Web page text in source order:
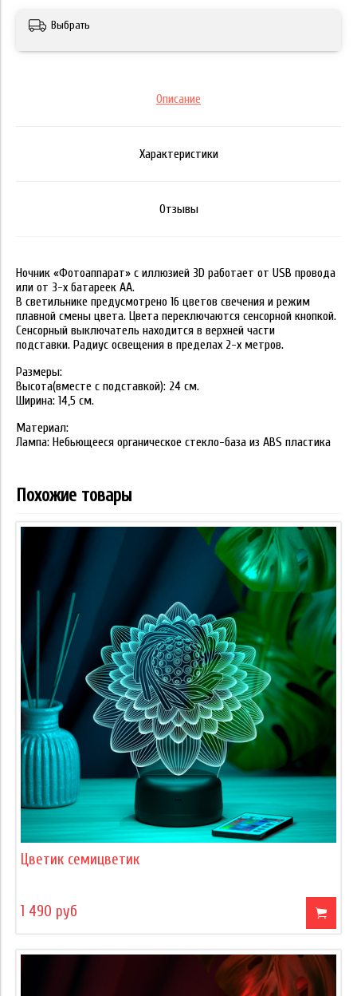
Выбрать
Описание
Характеристики
Отзывы
Ночник «Фотоаппарат» с иллюзией 3D работает от USB провода
или от 3-х батареек АА.
В светильнике предусмотрено 16 цветов свечения и режим
плавной смены цвета. Цвета переключаются сенсорной кнопкой.
Сенсорный выключатель находится в верхней части
подставки. Радиус освещения в пределах 2-х метров.
Размеры:
Высота(вместе с подставкой): 24 см.
Ширина: 14,5 см.
Материал:
Лампа: Небьющееся органическое стекло-база из ABS пластика
Похожие товары
Цветик семицветик
1 490 руб